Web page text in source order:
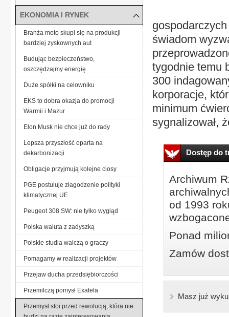
świadom
tygodnie temu
300
korporacje,
minimum
sygnalizował,
Dostęp do
Archiwum
od 1993
Ponad
Zamów
Masz już
EKONOMIA I RYNEK
Branża moto skupi się na produkcji
bardziej zyskownych aut
Budując bezpieczeństwo,
oszczędzajmy energię
Duże spółki na celowniku
EKS to dobra okazja do promocji
Warmii i Mazur
Elon Musk nie chce już do rady
Lepsza przyszłość oparta na
dekarbonizacji
Obligacje przyjmują kolejne ciosy
PGE postuluje złagodzenie polityki
klimatycznej UE
Peugeot 308 SW: nie tylko wygląd
Polska waluta z zadyszką
Polskie studia walczą o graczy
Pomagamy w realizacji projektów
Przejaw ducha przedsiębiorczości
Przemilczą pomysł Exatela
Przemysł stoi przed rewolucją, która nie